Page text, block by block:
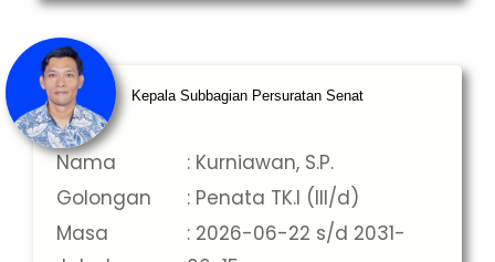
Kepala Subbagian Persuratan Senat
Nama
: Kurniawan, S.P.
Golongan
: Penata TK.I (III/d)
Masa
: 2026-06-22 s/d 2031-